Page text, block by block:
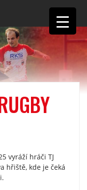
vyráží hráči TJ
hřiště, kde je čeká